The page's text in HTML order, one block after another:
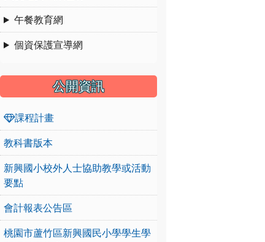
午餐教育網
個資保護宣導網
公開資訊
課程計畫
教科書版本
新興國小校外人士協助教學或活動
要點
會計報表公告區
桃園市蘆竹區新興國民小學學生學